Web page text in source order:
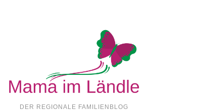
DER REGIONALE FAMILIENBLOG